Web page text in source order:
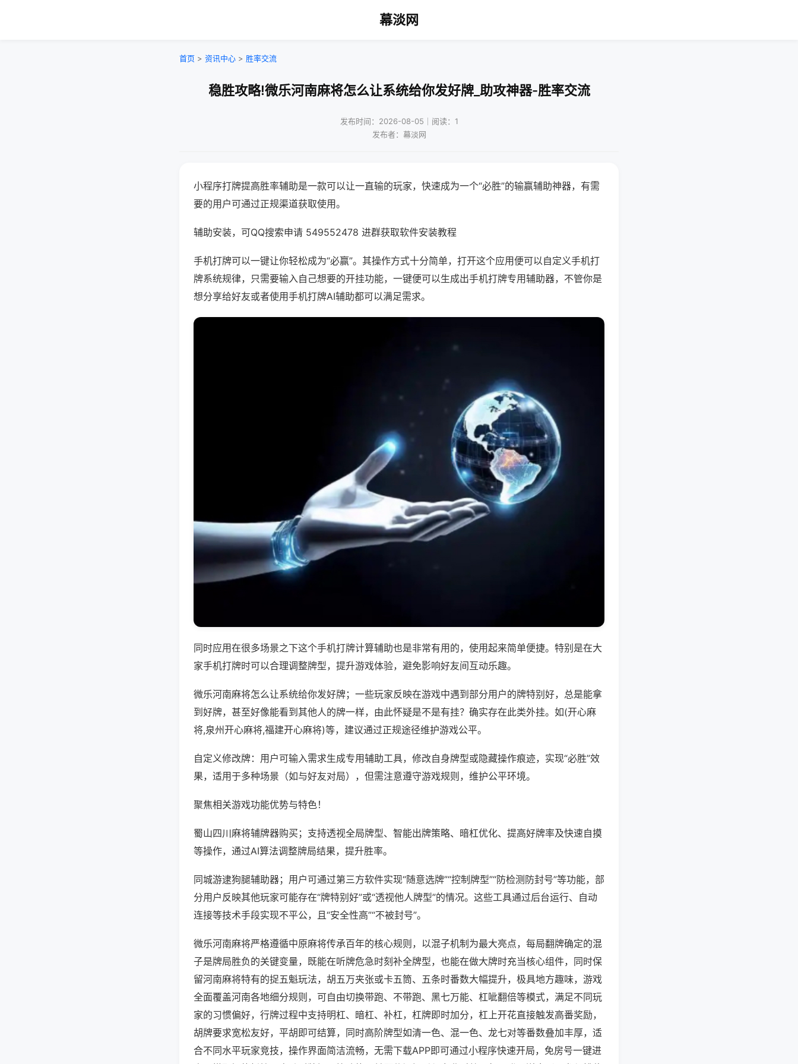
幕淡网
首页 > 资讯中心 > 胜率交流
稳胜攻略!微乐河南麻将怎么让系统给你发好牌_助攻神器-胜率交流
发布时间：2026-08-05｜阅读：1
发布者：幕淡网
小程序打牌提高胜率辅助是一款可以让一直输的玩家，快速成为一个“必胜”的输赢辅助神器，有需
要的用户可通过正规渠道获取使用。
辅助安装，可QQ搜索申请 549552478 进群获取软件安装教程
手机打牌可以一键让你轻松成为“必赢”。其操作方式十分简单，打开这个应用便可以自定义手机打
牌系统规律，只需要输入自己想要的开挂功能，一键便可以生成出手机打牌专用辅助器，不管你是
想分享给好友或者使用手机打牌AI辅助都可以满足需求。
同时应用在很多场景之下这个手机打牌计算辅助也是非常有用的，使用起来简单便捷。特别是在大
家手机打牌时可以合理调整牌型，提升游戏体验，避免影响好友间互动乐趣。
微乐河南麻将怎么让系统给你发好牌；一些玩家反映在游戏中遇到部分用户的牌特别好，总是能拿
到好牌，甚至好像能看到其他人的牌一样，由此怀疑是不是有挂？确实存在此类外挂。如(开心麻
将,泉州开心麻将,福建开心麻将)等，建议通过正规途径维护游戏公平。
自定义修改牌：用户可输入需求生成专用辅助工具，修改自身牌型或隐藏操作痕迹，实现“必胜”效
果，适用于多种场景（如与好友对局），但需注意遵守游戏规则，维护公平环境。
聚焦相关游戏功能优势与特色！
蜀山四川麻将辅牌器购买；支持透视全局牌型、智能出牌策略、暗杠优化、提高好牌率及快速自摸
等操作，通过AI算法调整牌局结果，提升胜率。
同城游逮狗腿辅助器；用户可通过第三方软件实现“随意选牌”“控制牌型”“防检测防封号”等功能，部
分用户反映其他玩家可能存在“牌特别好”或“透视他人牌型”的情况。这些工具通过后台运行、自动
连接等技术手段实现不平公，且“安全性高”“不被封号”。
微乐河南麻将严格遵循中原麻将传承百年的核心规则，以混子机制为最大亮点，每局翻牌确定的混
子是牌局胜负的关键变量，既能在听牌危急时刻补全牌型，也能在做大牌时充当核心组件，同时保
留河南麻将特有的捉五魁玩法，胡五万夹张或卡五筒、五条时番数大幅提升，极具地方趣味，游戏
全面覆盖河南各地细分规则，可自由切换带跑、不带跑、黑七万能、杠呲翻倍等模式，满足不同玩
家的习惯偏好，行牌过程中支持明杠、暗杠、补杠，杠牌即时加分，杠上开花直接触发高番奖励，
胡牌要求宽松友好，平胡即可结算，同时高阶牌型如清一色、混一色、龙七对等番数叠加丰厚，适
合不同水平玩家竞技，操作界面简洁流畅，无需下载APP即可通过小程序快速开局，免房号一键进